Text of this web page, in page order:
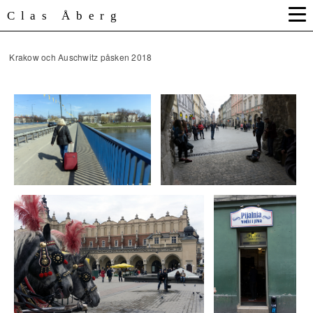
Clas Åberg
Krakow och Auschwitz påsken 2018